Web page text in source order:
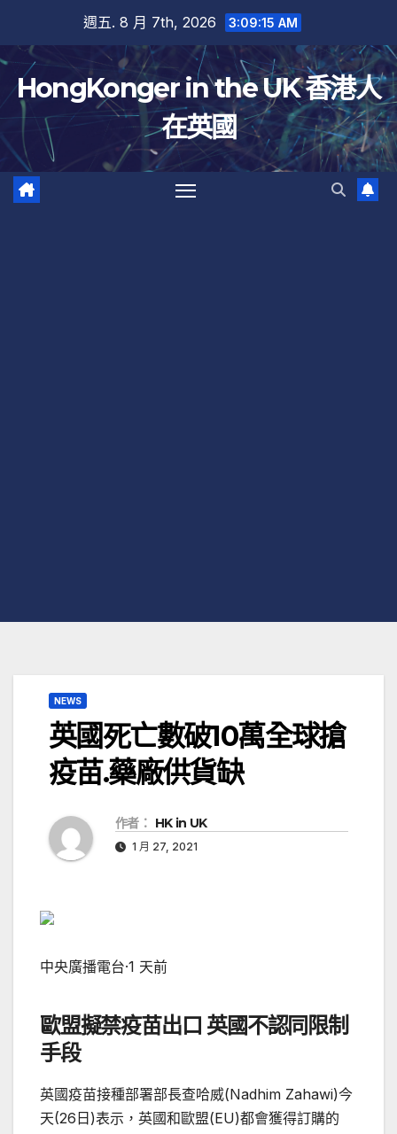
內
容
週五. 8 月 7th, 2026 3:09:16 AM
HongKonger in the UK 香港人
在英國
NEWS
英國死亡數破10萬全球搶
疫苗.藥廠供貨缺
作者： HK in UK
1 月 27, 2021
中央廣播電台·1 天前
歐盟擬禁疫苗出口 英國不認同限制
手段
英國疫苗接種部署部長查哈威(Nadhim Zahawi)今
天(26日)表示，英國和歐盟(EU)都會獲得訂購的